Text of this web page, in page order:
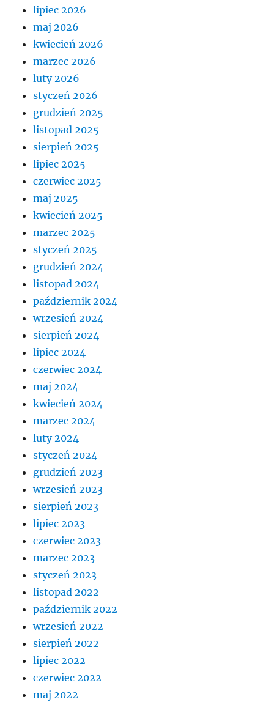
lipiec 2026
maj 2026
kwiecień 2026
marzec 2026
luty 2026
styczeń 2026
grudzień 2025
listopad 2025
sierpień 2025
lipiec 2025
czerwiec 2025
maj 2025
kwiecień 2025
marzec 2025
styczeń 2025
grudzień 2024
listopad 2024
październik 2024
wrzesień 2024
sierpień 2024
lipiec 2024
czerwiec 2024
maj 2024
kwiecień 2024
marzec 2024
luty 2024
styczeń 2024
grudzień 2023
wrzesień 2023
sierpień 2023
lipiec 2023
czerwiec 2023
marzec 2023
styczeń 2023
listopad 2022
październik 2022
wrzesień 2022
sierpień 2022
lipiec 2022
czerwiec 2022
maj 2022